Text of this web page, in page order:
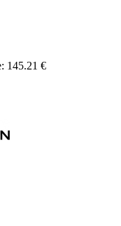
145.21 €